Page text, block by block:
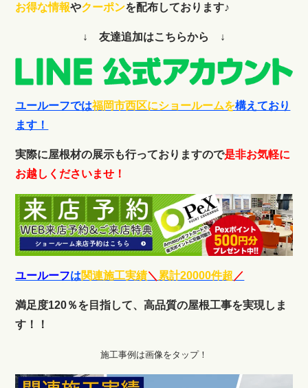
お得な情報やクーポンを配布しております♪
↓ 友達追加はこちらから ↓
ユールーフでは福岡市西区にショールームを構えており
ます！
実際に屋根材の展示も行っておりますので是非お気軽に
お越しくださいませ！
ユールーフは関連施工実績＼ 累計20000件超／
満足度120％を目指して、高品質の屋根工事を実現しま
す！！
施工事例は画像をタップ！